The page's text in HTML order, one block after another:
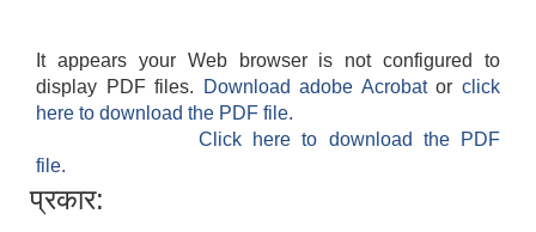
It appears your Web browser is not configured to
display PDF files.
Download adobe Acrobatorclick
here to download the PDF file.
Click here to download the PDF
file.
प्रकार: